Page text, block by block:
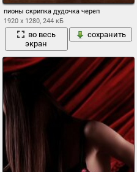
музыка красное на чёрном обои фон
пионы скрипка дудочка череп
1920 x 1280, 244 кБ
во весь
экран
сохранить